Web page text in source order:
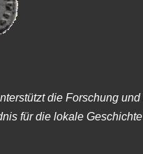
die Forschung und
für die lokale